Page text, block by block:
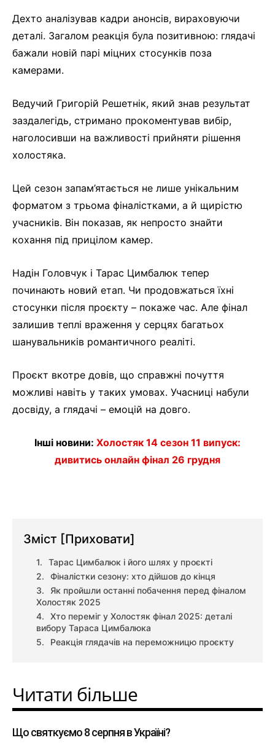
Дехто аналізував кадри анонсів, вираховуючи
деталі. Загалом реакція була позитивною: глядачі
бажали новій парі міцних стосунків поза
камерами.
Ведучий Григорій Решетнік, який знав результат
заздалегідь, стримано прокоментував вибір,
наголосивши на важливості прийняти рішення
холостяка.
Цей сезон запам’ятається не лише унікальним
форматом з трьома фіналістками, а й щирістю
учасників. Він показав, як непросто знайти
кохання під прицілом камер.
Надін Головчук і Тарас Цимбалюк тепер
починають новий етап. Чи продовжаться їхні
стосунки після проєкту – покаже час. Але фінал
залишив теплі враження у серцях багатьох
шанувальників романтичного реаліті.
Проєкт вкотре довів, що справжні почуття
можливі навіть у таких умовах. Учасниці набули
досвіду, а глядачі – емоцій на довго.
Інші новини: Холостяк 14 сезон 11 випуск:
дивитись онлайн фінал 26 грудня
Зміст [Приховати]
Тарас Цимбалюк і його шлях у проєкті
Фіналістки сезону: хто дійшов до кінця
Як пройшли останні побачення перед фіналом
Холостяк 2025
Хто переміг у Холостяк фінал 2025: деталі
вибору Тараса Цимбалюка
Реакція глядачів на переможницю проєкту
Читати більше
Що святкуємо 8 серпня в Україні?